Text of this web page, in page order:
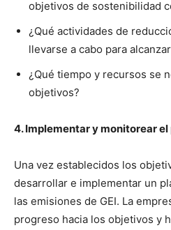
objetivos de sostenibilidad
¿Qué actividades de
llevarse a cabo para
¿Qué tiempo y recursos se
objetivos?
4. Implementar y monitorear
Una vez establecidos los
desarrollar e implementar un
las emisiones de GEI. La
progreso hacia los objetivos y